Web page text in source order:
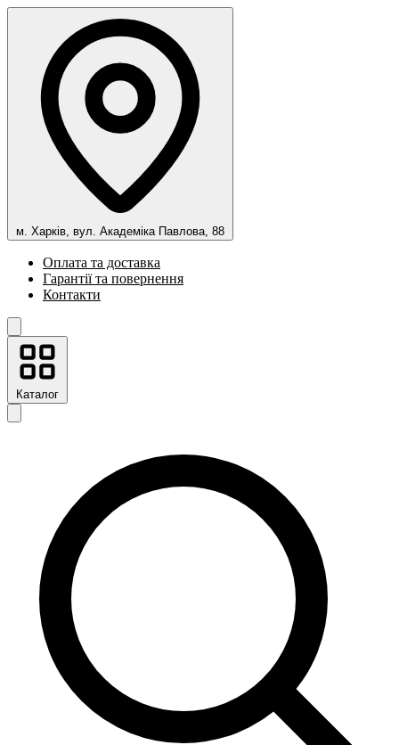
м. Харків, вул. Академіка Павлова, 88
Оплата та доставка
Гарантії та повернення
Контакти
Каталог